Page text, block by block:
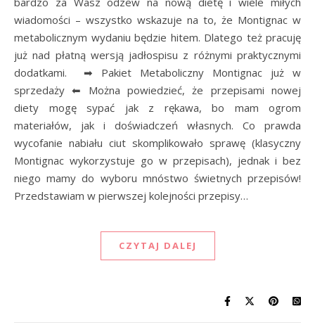
wiadomości – wszystko wskazuje na to, że Montignac w
metabolicznym wydaniu będzie hitem. Dlatego też pracuję
już nad płatną wersją jadłospisu z różnymi praktycznymi
dodatkami. ➡ Pakiet Metaboliczny Montignac już w
sprzedaży ⬅ Można powiedzieć, że przepisami nowej
diety mogę sypać jak z rękawa, bo mam ogrom
materiałów, jak i doświadczeń własnych. Co prawda
wycofanie nabiału ciut skomplikowało sprawę (klasyczny
Montignac wykorzystuje go w przepisach), jednak i bez
niego mamy do wyboru mnóstwo świetnych przepisów!
Przedstawiam w pierwszej kolejności przepisy…
CZYTAJ DALEJ